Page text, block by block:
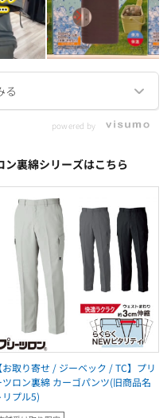
powered by
ン裏綿シリーズはこちら
【お取り寄せ / ジーベック / TC】プリ
ツロン裏綿 カーゴパンツ(旧商品名
リプル5)